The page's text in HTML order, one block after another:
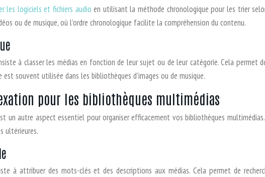
les logiciels et fichiers audio en utilisant la méthode chronologique pour les trier
ou de musique, où l’ordre chronologique facilite la compréhension du contenu.
à classer les médias en fonction de leur sujet ou de leur catégorie. Cela permet
souvent utilisée dans les bibliothèques d’images ou de musique.
pour les bibliothèques multimédias
un autre aspect essentiel pour organiser efficacement vos bibliothèques
ultérieures.
à attribuer des mots-clés et des descriptions aux médias. Cela permet de